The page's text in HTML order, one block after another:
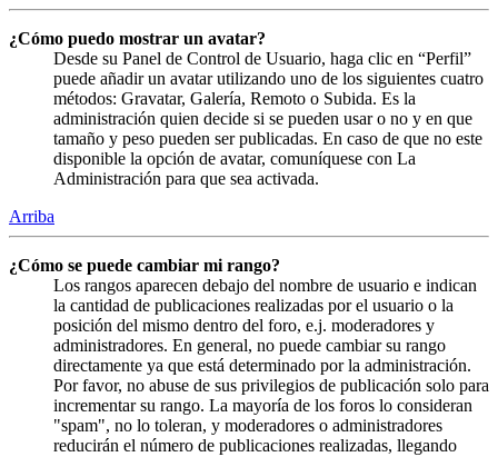
¿Cómo puedo mostrar un avatar?
Desde su Panel de Control de Usuario, haga clic en “Perfil”
puede añadir un avatar utilizando uno de los siguientes cuatro
métodos: Gravatar, Galería, Remoto o Subida. Es la
administración quien decide si se pueden usar o no y en que
tamaño y peso pueden ser publicadas. En caso de que no este
disponible la opción de avatar, comuníquese con La
Administración para que sea activada.
Arriba
¿Cómo se puede cambiar mi rango?
Los rangos aparecen debajo del nombre de usuario e indican
la cantidad de publicaciones realizadas por el usuario o la
posición del mismo dentro del foro, e.j. moderadores y
administradores. En general, no puede cambiar su rango
directamente ya que está determinado por la administración.
Por favor, no abuse de sus privilegios de publicación solo para
incrementar su rango. La mayoría de los foros lo consideran
"spam", no lo toleran, y moderadores o administradores
reducirán el número de publicaciones realizadas, llegando